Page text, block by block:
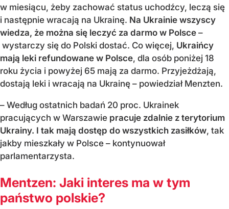
w miesiącu, żeby zachować status uchodźcy, leczą się
i następnie wracają na Ukrainę. Na Ukrainie wszyscy
wiedza, że można się leczyć za darmo w Polsce –
wystarczy się do Polski dostać. Co więcej, Ukraińcy
mają leki refundowane w Polsce, dla osób poniżej 18
roku życia i powyżej 65 mają za darmo. Przyjeżdżają,
dostają leki i wracają na Ukrainę – powiedział Menzten.
– Według ostatnich badań 20 proc. Ukrainek
pracujących w Warszawie pracuje zdalnie z terytorium
Ukrainy. I tak mają dostęp do wszystkich zasiłków, tak
jakby mieszkały w Polsce – kontynuował
parlamentarzysta.
Mentzen: Jaki interes ma w tym
państwo polskie?